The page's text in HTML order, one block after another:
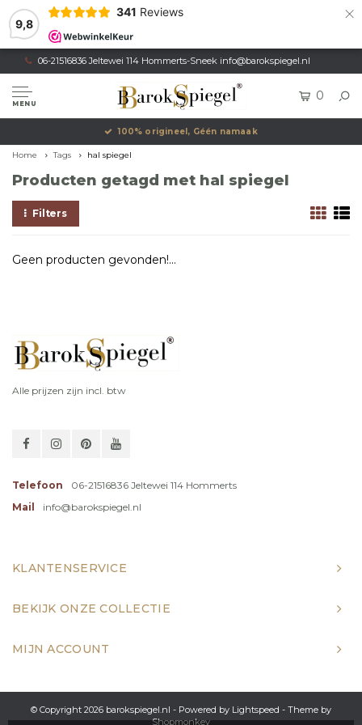
9,8
341 Reviews ×
06-21516836 Jeltewei 114 Hommerts-Sneek info@barokspiegel.nl
MENU
0
100% origineel, Géén namaak
Home Tags hal spiegel
Producten getagd met hal spiegel
Filters
Geen producten gevonden!...
Alle prijzen zijn incl. btw
Telefoon
06-21516836 Jeltewei 114 Hommerts
Mail
info@barokspiegel.nl
KLANTENSERVICE
BEKIJK ONZE COLLECTIE
MIJN ACCOUNT
© Copyright 2026 barokspiegel.nl - Powered by Lightspeed - Theme by
Shopmonkey